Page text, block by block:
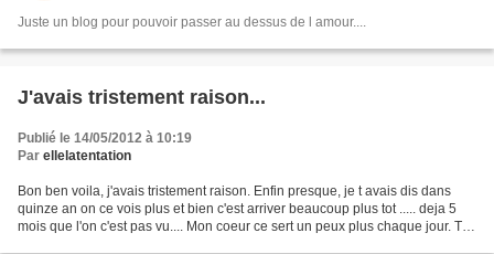
Juste un blog pour pouvoir passer au dessus de l amour....
J'avais tristement raison...
Publié le 14/05/2012 à 10:19
Par ellelatentation
Bon ben voila, j'avais tristement raison. Enfin presque, je t avais dis dans
quinze an on ce vois plus et bien c'est arriver beaucoup plus tot ..... deja 5
mois que l'on c'est pas vu.... Mon coeur ce sert un peux plus chaque jour. Tu